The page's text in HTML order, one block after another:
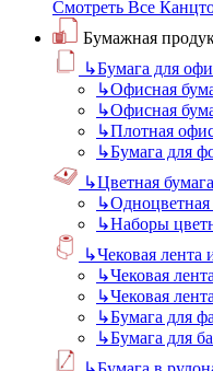
Смотреть Все
Бумажная
↳Бумага для
↳Офисная
↳Офисная
↳Плотная
↳Бумага для
↳Цветная бумага
↳Одноцветная
↳Наборы
↳Чековая лента
↳Чековая
↳Чековая
↳Бумага для
↳Бумага для